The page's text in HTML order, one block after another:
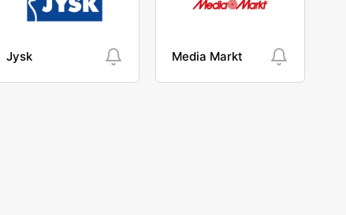
Jysk Media Markt